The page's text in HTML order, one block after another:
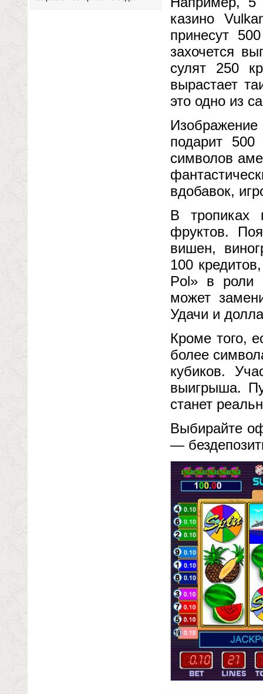
казино
принесут
захочется
сулят 250
вырастает
это одно из
подарит
символов
вдобавок,
В тропиках
фруктов.
вишен,
100
Pol» в роли
может
Удачи и
Кроме того,
более
кубиков.
выигрыша.
станет
Выбирайте
—